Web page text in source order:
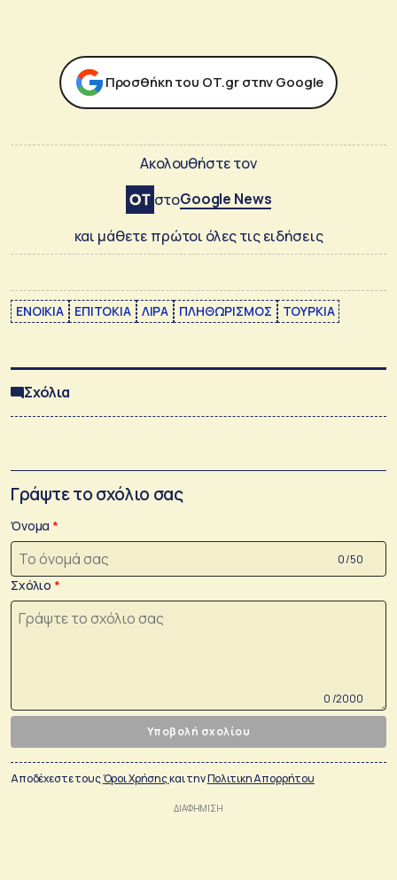
Προσθήκη του ΟΤ.gr στην Google
Ακολουθήστε τον
στοGoogle News
και μάθετε πρώτοι όλες τις ειδήσεις
ΕΝΟΙΚΙΑ ΕΠΙΤΟΚΙΑ ΛΙΡΑ ΠΛΗΘΩΡΙΣΜΟΣ ΤΟΥΡΚΙΑ
Σχόλια
Γράψτε το σχόλιο σας
Όνομα
0 /50
Σχόλιο
0 /2000
Υποβολή σχολίου
Αποδέχεστε τουςΌροι Χρήσηςκαι τηνΠολιτικη Απορρήτου